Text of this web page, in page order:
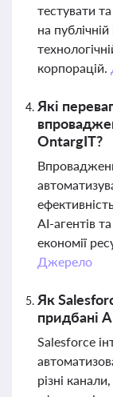
тестувати
на
корпорацій.
Які
OntargIT?
AI-агентів
економії
Джерело
Як
придбані
Salesforce
різні